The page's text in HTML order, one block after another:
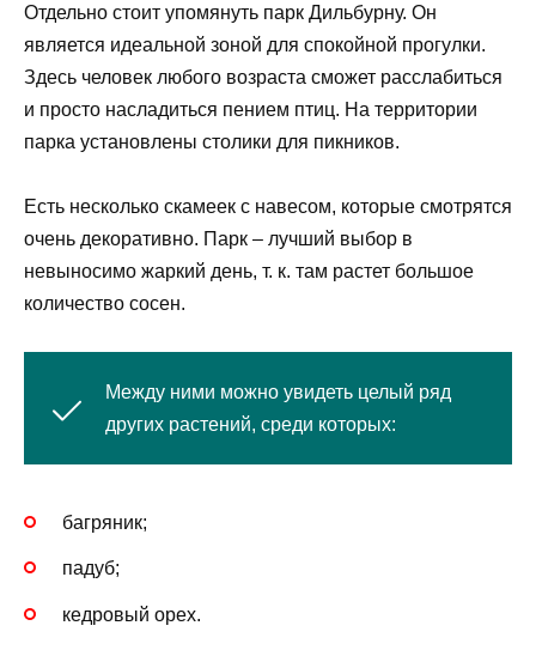
Отдельно стоит упомянуть парк Дильбурну. Он
является идеальной зоной для спокойной прогулки.
Здесь человек любого возраста сможет расслабиться
и просто насладиться пением птиц. На территории
парка установлены столики для пикников.
Есть несколько скамеек с навесом, которые смотрятся
очень декоративно. Парк – лучший выбор в
невыносимо жаркий день, т. к. там растет большое
количество сосен.
Между ними можно увидеть целый ряд
других растений, среди которых:
багряник;
падуб;
кедровый орех.